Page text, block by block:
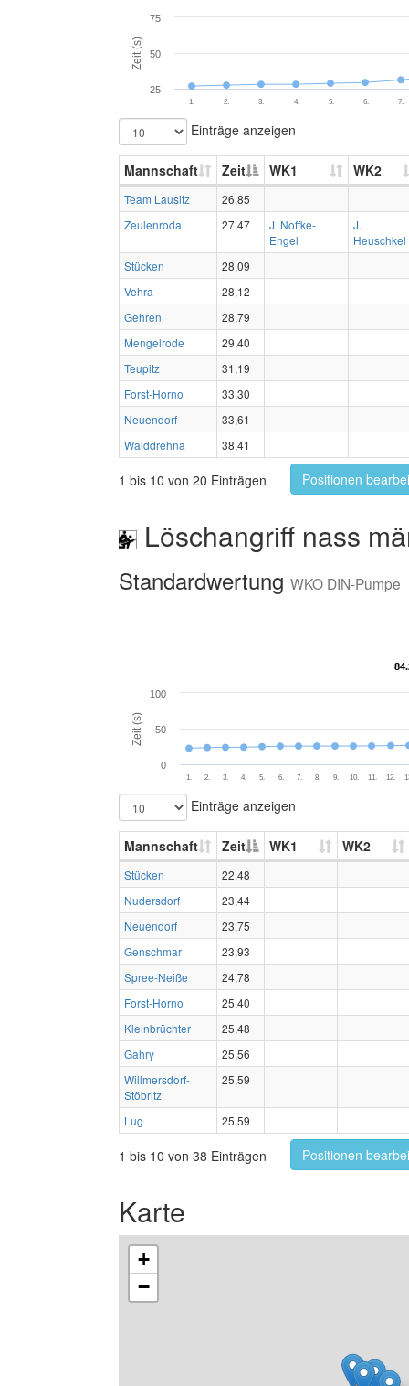
Zeit (s)
1. 2. 3. 4. 5. 6. 7.
25
50
75
Einträge anzeigen
Mannschaft Zeit WK1 WK2
Team Lausitz
26,85
Zeulenroda
27,47
J. Noffke-
Engel
J.
Heuschkel
Stücken
28,09
Vehra
28,12
Gehren
28,79
Mengelrode
29,40
Teupitz
31,19
Forst-Horno
33,30
Neuendorf
33,61
Walddrehna
38,41
1 bis 10 von 20 Einträgen Positionen
Löschangriff nass
Standardwertung WKO DIN-Pumpe
Zeit (s)
1. 2. 3. 4. 5. 6. 7. 8. 9. 10. 11. 12.
0
50
100
Einträge anzeigen
Mannschaft Zeit WK1 WK2
Stücken
22,48
Nudersdorf
23,44
Neuendorf
23,75
Genschmar
23,93
Spree-Neiße
24,78
Forst-Horno
25,40
Kleinbrüchter
25,48
Gahry
25,56
Willmersdorf-
Stöbritz
25,59
Lug 25,59
1 bis 10 von 38 Einträgen Positionen
Karte
+
−